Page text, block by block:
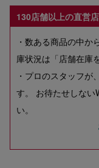
130店舗以上の直営
・数ある商品の中か
庫状況は「店舗在庫
・プロのスタッフが
す。 お待たせしない
い。